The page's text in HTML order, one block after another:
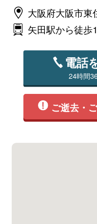
大阪府大阪市東
矢田駅から徒歩
電話
24時間
ご逝去・